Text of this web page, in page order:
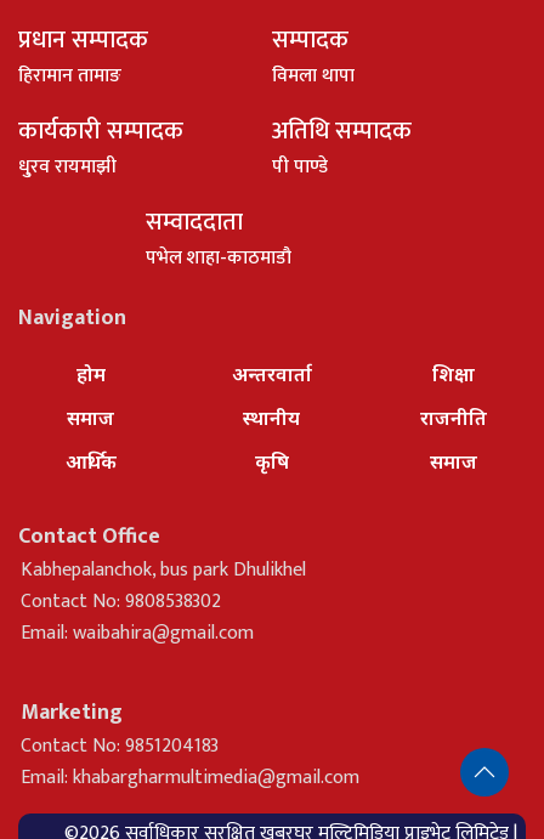
प्रधान सम्पादक
हिरामान तामाङ
सम्पादक
विमला थापा
कार्यकारी सम्पादक
धु्रव रायमाझी
अतिथि सम्पादक
पी पाण्डे
सम्वाददाता
पभेल शाहा-काठमाडौ
Navigation
होम
समाज
आर्थिक
अन्तरवार्ता
स्थानीय
कृषि
शिक्षा
राजनीति
समाज
Contact Office
Kabhepalanchok, bus park Dhulikhel
Contact No: 9808538302
Email:waibahira@gmail.com
Marketing
Contact No: 9851204183
Email:khabargharmultimedia@gmail.com